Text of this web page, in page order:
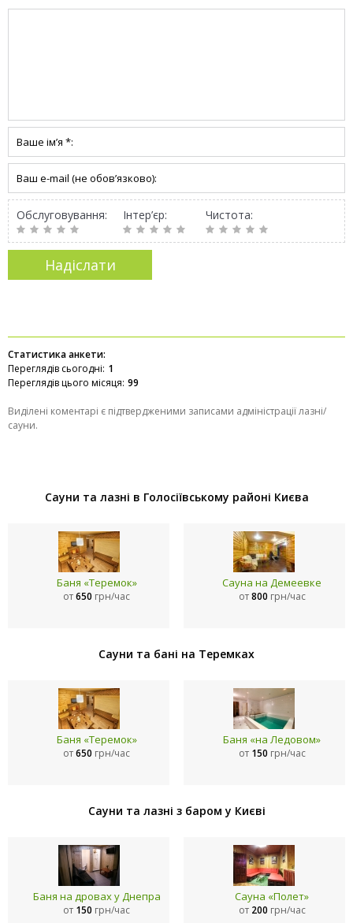
Обслуговування: Інтер’єр: Чистота:
Статистика анкети:
Переглядів сьогодні: 1
Переглядів цього місяця: 99
Виділені коментарі є підтвердженими записами адміністрації лазні/
сауни.
Сауни та лазні в Голосіївському районі Києва
Баня «Теремок»
от650 грн/час
Сауна на Демеевке
от800 грн/час
Сауни та бані на Теремках
Баня «Теремок»
от650 грн/час
Баня «на Ледовом»
от 150 грн/час
Сауни та лазні з баром у Києві
Баня на дровах у Днепра
от 150 грн/час
Сауна «Полет»
от 200 грн/час